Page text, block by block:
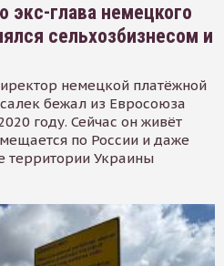
глава немецкого
сельхозбизнесом и
немецкой платёжной
бежал из Евросоюза
году. Сейчас он живёт
по России и даже
территории Украины